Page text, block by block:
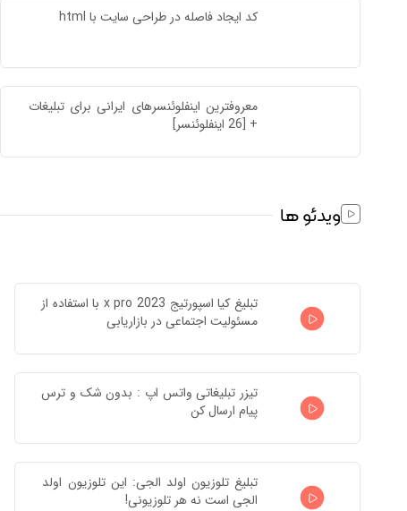
کد ایجاد فاصله در طراحی سایت با html
معروفترین اینفلوئنسرهای ایرانی برای تبلیغات
+ [26 اینفلوئنسر]
ویدئو ها
تبلیغ کیا اسپورتیج x pro 2023 با استفاده از
مسئولیت اجتماعی در بازاریابی
تیزر تبلیغاتی واتس اپ : بدون شک و ترس
پیام ارسال کن
تبلیغ تلوزیون اولد الجی: این تلوزیون اولد
الجی است نه هر تلوزیونی!